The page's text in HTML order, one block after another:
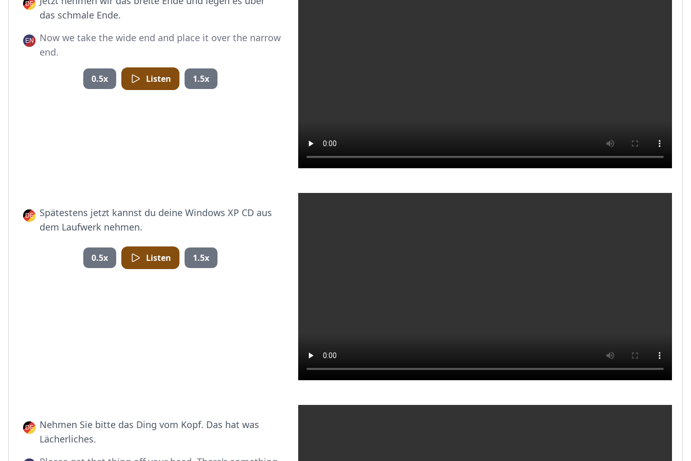
das schmale Ende.
Now we take the wide end and place it over the narrow
end.
0.5x Listen 1.5x
Spätestens jetzt kannst du deine Windows XP CD aus
dem Laufwerk nehmen.
0.5x Listen 1.5x
Nehmen Sie bitte das Ding vom Kopf. Das hat was
Lächerliches.